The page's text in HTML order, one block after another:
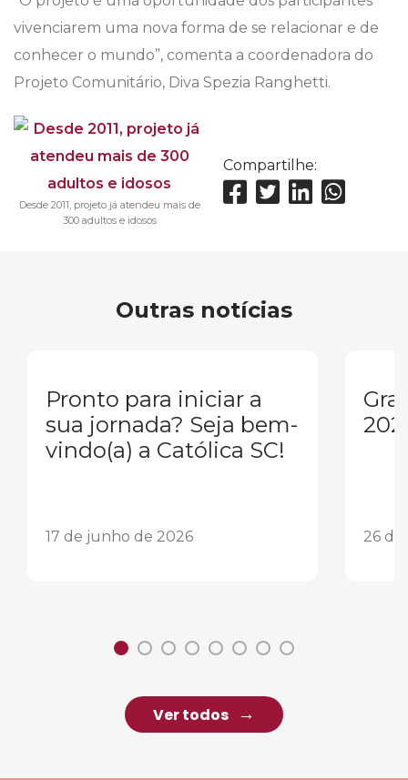
vivenciarem uma nova forma de se relacionar e de
conhecer o mundo”, comenta a coordenadora do
Projeto Comunitário, Diva Spezia Ranghetti.
Desde 2011, projeto já atendeu mais de
300 adultos e idosos
Compartilhe:
Outras notícias
Pronto para iniciar a
sua jornada? Seja bem-
vindo(a) a Católica SC!
17 de junho de 2026 26 de
Ver todos